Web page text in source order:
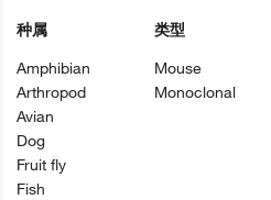
种属
Amphibian
Arthropod
Avian
Dog
Fruit fly
Fish
类型
Mouse
Monoclonal